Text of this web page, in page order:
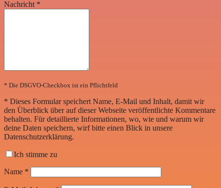
Nachricht *
* Die DSGVO-Checkbox ist ein Pflichtfeld
* Dieses Formular speichert Name, E-Mail und Inhalt, damit wir
den Überblick über auf dieser Webseite veröffentlichte Kommentare
behalten. Für detaillierte Informationen, wo, wie und warum wir
deine Daten speichern, wirf bitte einen Blick in unsere
Datenschutzerklärung.
Ich stimme zu
Name *